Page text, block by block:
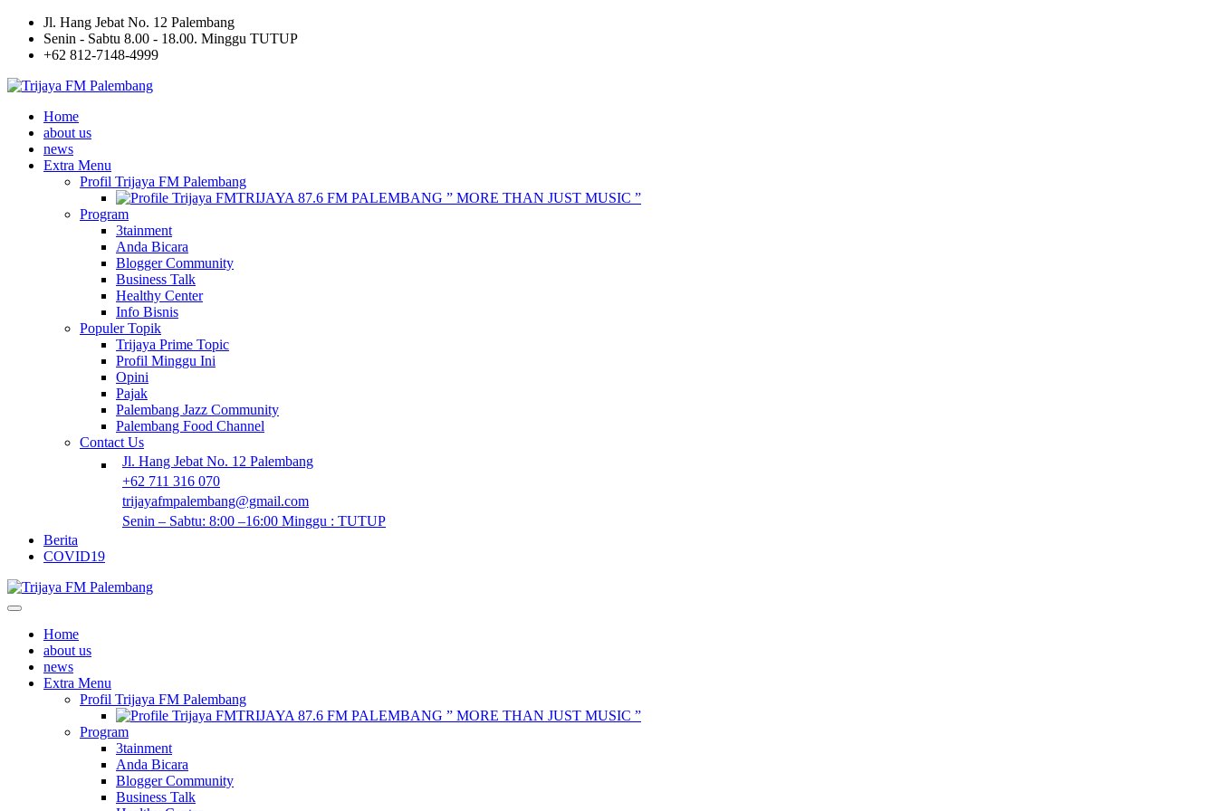
Jl. Hang Jebat No. 12 Palembang
Senin - Sabtu 8.00 - 18.00. Minggu TUTUP
+62 812-7148-4999
Home
about us
news
Extra Menu
Profil Trijaya FM Palembang
TRIJAYA 87.6 FM PALEMBANG ” MORE THAN JUST MUSIC ”
Program
3tainment
Anda Bicara
Blogger Community
Business Talk
Healthy Center
Info Bisnis
Populer Topik
Trijaya Prime Topic
Profil Minggu Ini
Opini
Pajak
Palembang Jazz Community
Palembang Food Channel
Contact Us
Jl. Hang Jebat No. 12 Palembang
+62 711 316 070
trijayafmpalembang@gmail.com
Senin – Sabtu: 8:00 –16:00 Minggu : TUTUP
Berita
COVID19
Home
about us
news
Extra Menu
Profil Trijaya FM Palembang
TRIJAYA 87.6 FM PALEMBANG ” MORE THAN JUST MUSIC ”
Program
3tainment
Anda Bicara
Blogger Community
Business Talk